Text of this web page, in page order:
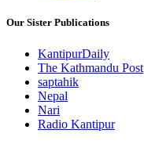
Our Sister Publications
KantipurDaily
The Kathmandu Post
saptahik
Nepal
Nari
Radio Kantipur